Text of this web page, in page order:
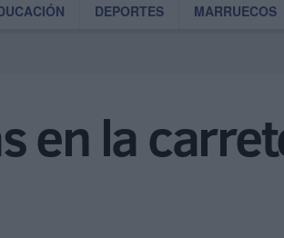
DEPORTES MARRUECOS
en la